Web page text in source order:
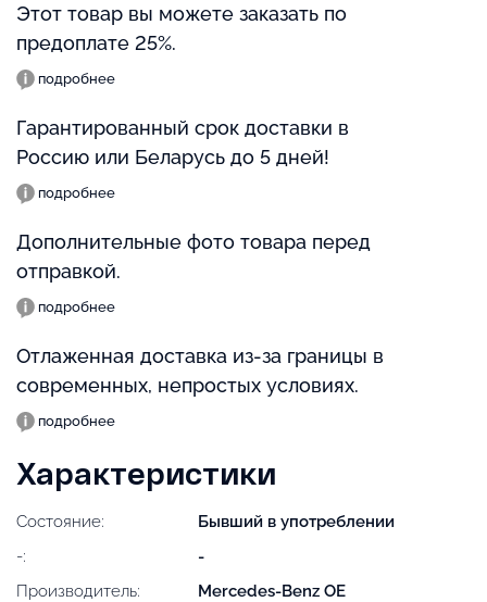
Этот товар вы можете заказать по
предоплате 25%.
подробнее
Гарантированный срок доставки в
Россию или Беларусь до 5 дней!
подробнее
Дополнительные фото товара перед
отправкой.
подробнее
Отлаженная доставка из-за границы в
современных, непростых условиях.
подробнее
Характеристики
Состояние:
Бывший в употреблении
-:
-
Производитель:
Mercedes-Benz OE